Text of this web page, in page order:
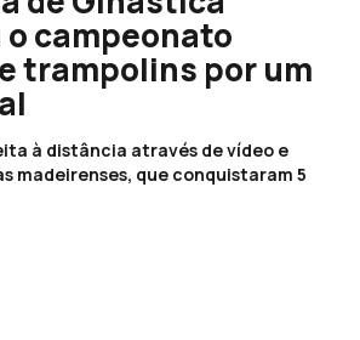
campeonato
trampolins por um
à distância através de vídeo e
madeirenses, que conquistaram 5